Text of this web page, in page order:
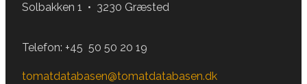
Solbakken 1 • 3230 Græsted
Telefon: +45 50 50 20 19
tomatdatabasen@tomatdatabasen.dk